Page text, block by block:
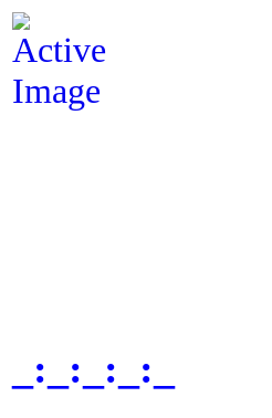
_:_:_:_:_